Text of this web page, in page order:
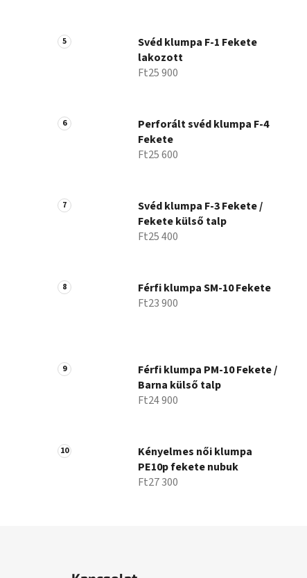
Svéd klumpa F-1 Fekete
lakozott
Ft25 900
Perforált svéd klumpa F-4
Fekete
Ft25 600
Svéd klumpa F-3 Fekete /
Fekete külső talp
Ft25 400
Férfi klumpa SM-10 Fekete
Ft23 900
Férfi klumpa PM-10 Fekete /
Barna külső talp
Ft24 900
Kényelmes női klumpa
PE10p fekete nubuk
Ft27 300